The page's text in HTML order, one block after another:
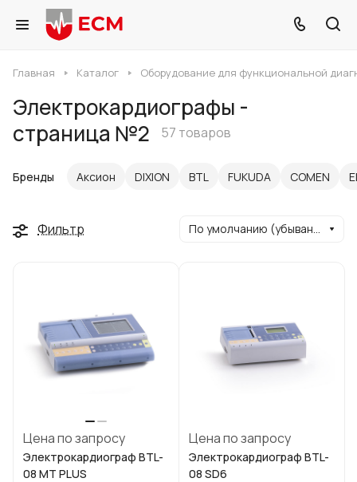
Главная Каталог Оборудование для функциональной
Электрокардиографы -
страница №2
57 товаров
Бренды Аксион DIXION BTL FUKUDA COMEN
Фильтр По умолчанию (убывание)
Цена по запросу
Электрокардиограф BTL-
08 MT PLUS
Цена по запросу
Электрокардиограф BTL-
08 SD6